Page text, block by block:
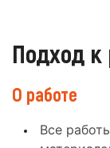
Подход к
О работе
Все